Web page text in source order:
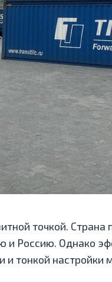
точкой.
и Россию. Однако
тонкой настройки